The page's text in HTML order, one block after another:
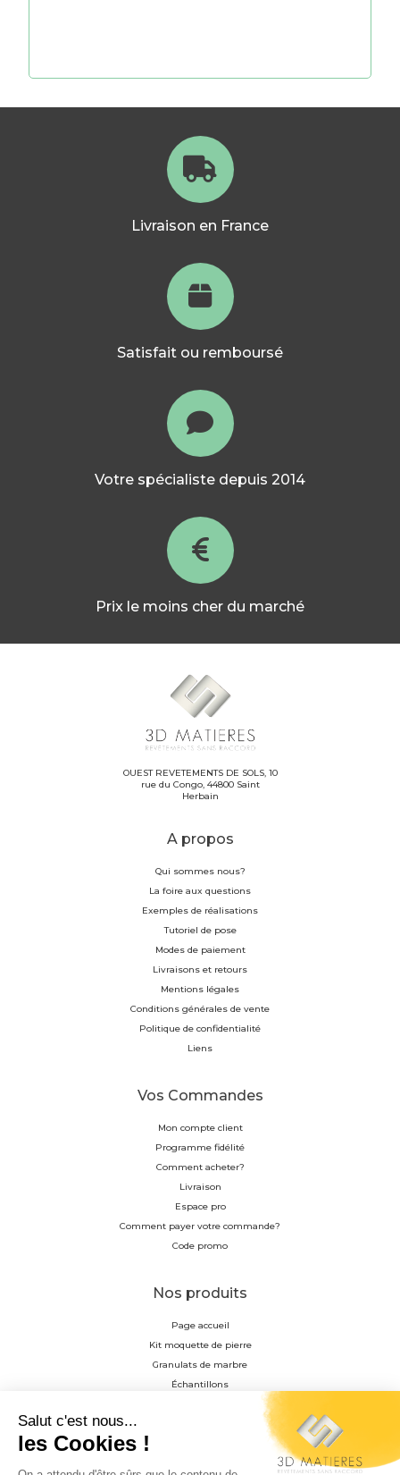
Livraison en France
Satisfait ou remboursé
Votre spécialiste depuis 2014
Prix le moins cher du marché
OUEST REVETEMENTS DE SOLS, 10
rue du Congo, 44800 Saint
Herbain
A propos
Qui sommes nous?
La foire aux questions
Exemples de réalisations
Tutoriel de pose
Modes de paiement
Livraisons et retours
Mentions légales
Conditions générales de vente
Politique de confidentialité
Liens
Vos Commandes
Mon compte client
Programme fidélité
Comment acheter?
Livraison
Espace pro
Comment payer votre commande?
Code promo
Nos produits
Page accueil
Kit moquette de pierre
Granulats de marbre
Échantillons
Profilés en aluminium anodisés